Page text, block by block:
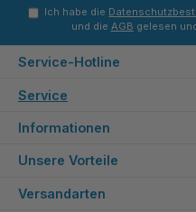
Ich habe die
und die AGB gelesen
Service-Hotline
Service
Informationen
Unsere Vorteile
Versandarten